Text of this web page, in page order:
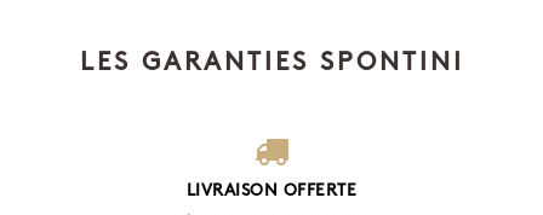
LES GARANTIES SPONTINI
LIVRAISON OFFERTE